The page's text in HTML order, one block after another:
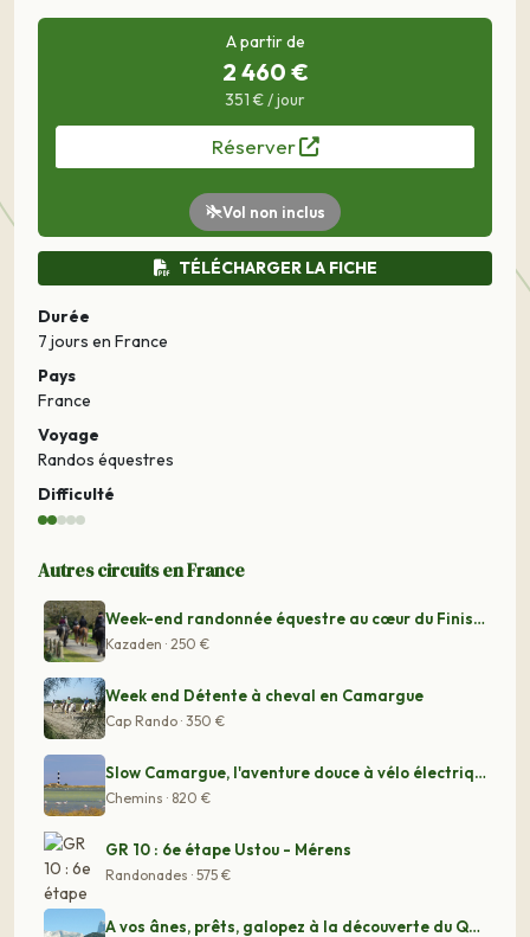
A partir de
2 460 €
351 € / jour
Réserver
Vol non inclus
TÉLÉCHARGER LA FICHE
Durée
7 jours en France
Pays
France
Voyage
Randos équestres
Difficulté
Autres circuits en France
Week-end randonnée équestre au cœur du Finistère
Kazaden · 250 €
Week end Détente à cheval en Camargue
Cap Rando · 350 €
Slow Camargue, l'aventure douce à vélo électrique
Chemins · 820 €
GR 10 : 6e étape Ustou - Mérens
Randonades · 575 €
A vos ânes, prêts, galopez à la découverte du Queyras e